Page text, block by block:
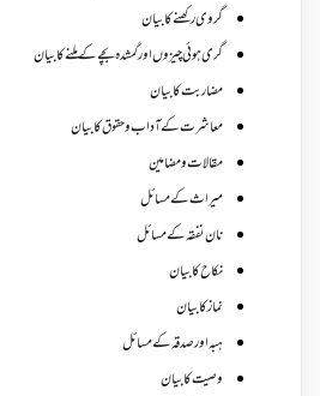
گروی رکھنے کا بیان
گری ہوئی چیزوں اورگمشدہ بچے کے ملنے کا بیان
مضاربت کا بیان
معاشرت کے آداب و حقوق کا بیان
مقالات ومضامین
میراث کے مسائل
نان نفقہ کے مسائل
نکاح کا بیان
نماز کا بیان
ہبہ اور صدقہ کے مسائل
وصیت کا بیان